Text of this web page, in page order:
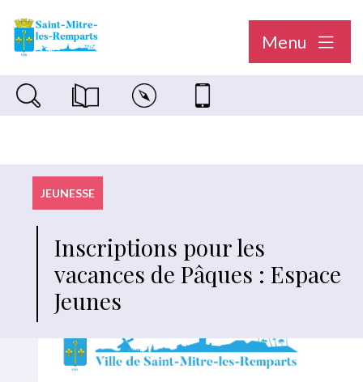
Menu
Recherche sur le siteMagazine municipal "Le Saint-Mitréen"
Carte interactiveNous contacter
JEUNESSE
Inscriptions pour les
vacances de Pâques : Espace
Jeunes